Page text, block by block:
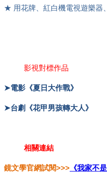
★ 用花牌、紅白機電視遊樂器
影視對標作品
➤電影《夏日大作戰》
➤台劇《花甲男孩轉大人》
相關連結
鏡文學官網試閱>>> 《我家不